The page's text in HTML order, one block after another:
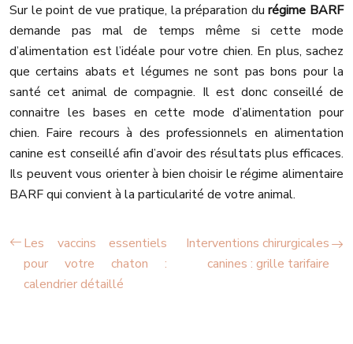
Sur le point de vue pratique, la préparation durégime BARF
demande pas mal de temps même si cette mode
d’alimentation est l’idéale pour votre chien. En plus, sachez
que certains abats et légumes ne sont pas bons pour la
santé cet animal de compagnie. Il est donc conseillé de
connaitre les bases en cette mode d’alimentation pour
chien. Faire recours à des professionnels en alimentation
canine est conseillé afin d’avoir des résultats plus efficaces.
Ils peuvent vous orienter à bien choisir le régime alimentaire
BARF qui convient à la particularité de votre animal.
Les vaccins essentiels
pour votre chaton :
calendrier détaillé
Interventions chirurgicales
canines : grille tarifaire